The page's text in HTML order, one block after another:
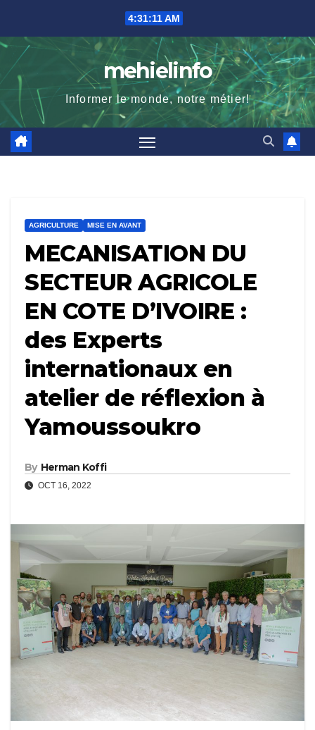
content
4:31:12 AM
mehielinfo
Informer le monde, notre métier!
AGRICULTURE MISE EN AVANT
MECANISATION DU
SECTEUR AGRICOLE
EN COTE D’IVOIRE :
des Experts
internationaux en
atelier de réflexion à
Yamoussoukro
By Herman Koffi
OCT 16, 2022